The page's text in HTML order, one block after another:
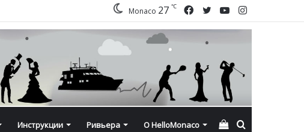
Instagram
YouTube
Twitter
Facebook
Monaco 27 ℃
Инструкции Ривьера О HelloMonaco Смотреть